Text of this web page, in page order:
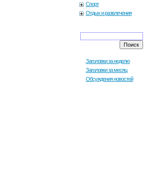
Спорт
Отдых и развлечения
Заголовки за неделю
Заголовки за месяц
Обсуждения новостей